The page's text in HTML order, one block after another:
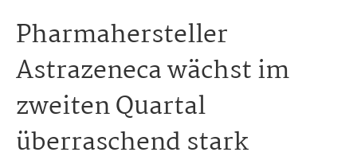
Pharmahersteller
Astrazeneca wächst im
zweiten Quartal
überraschend stark